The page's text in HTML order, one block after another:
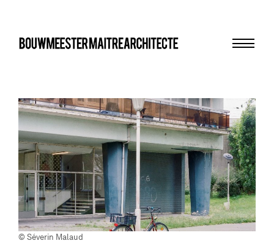
bma
© Séverin Malaud